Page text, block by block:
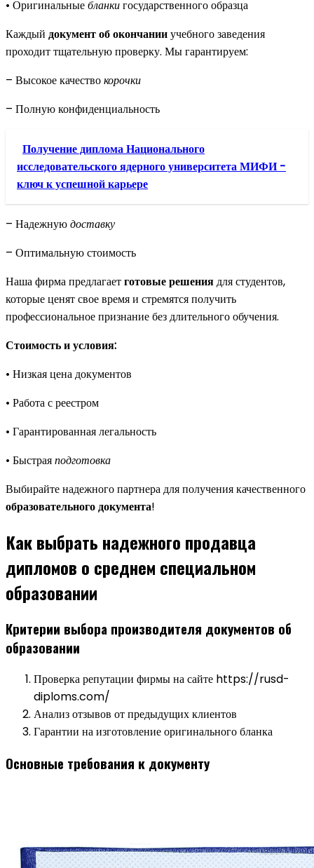
• Оригинальныебланкигосударственного образца
Каждый документ об окончанииучебного заведения
проходит тщательную проверку. Мы гарантируем:
– Высокое качествокорочки
– Полную конфиденциальность
Получение диплома Национального
исследовательского ядерного университета МИФИ -
ключ к успешной карьере
– Надежнуюдоставку
– Оптимальную стоимость
Наша фирма предлагаетготовые решениядля студентов,
которые ценят свое время и стремятся получить
профессиональное признание без длительного обучения.
Стоимость и условия:
• Низкая цена документов
• Работа с реестром
• Гарантированная легальность
• Быстраяподготовка
Выбирайте надежного партнера для получения качественного
образовательного документа!
Как выбрать надежного продавца
дипломов о среднем специальном
образовании
Критерии выбора производителя документов об
образовании
Проверка репутации фирмы на сайте https://rusd-
diploms.com/
Анализ отзывов от предыдущих клиентов
Гарантии на изготовление оригинального бланка
Основные требования к документу